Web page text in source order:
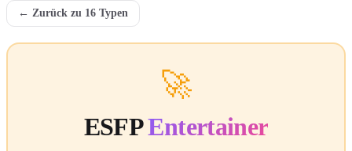
← Zurück zu 16 Typen
🚀
ESFP Entertainer